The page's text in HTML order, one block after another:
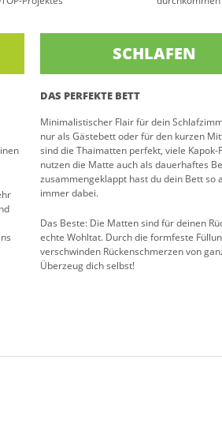
SCHLAFEN
DAS PERFEKTE BETT
Minimalistischer Flair für dein
nur als Gästebett oder für den kurzen
sind die Thaimatten perfekt, viele Kapok-
nutzen die Matte auch als dauerhaftes
zusammengeklappt hast du dein Bett so
immer dabei.
Das Beste: Die Matten sind für deinen
echte Wohltat. Durch die formfeste
verschwinden Rückenschmerzen von
Überzeug dich selbst!